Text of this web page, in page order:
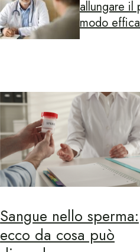
allungare il
modo
Sangue nello sperma:
ecco da cosa può